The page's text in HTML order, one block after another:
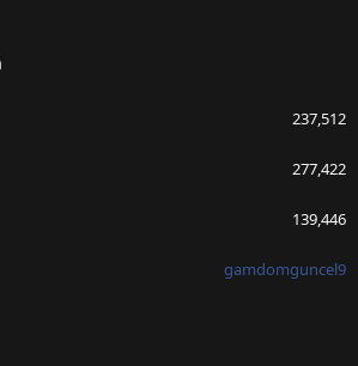
237,512
277,422
139,446
gamdomguncel9